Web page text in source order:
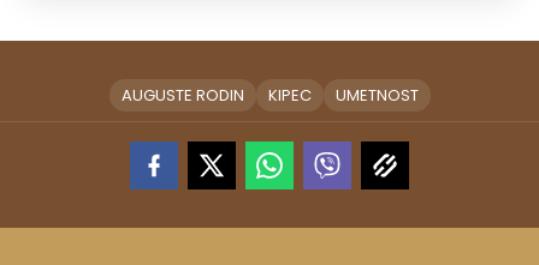
AUGUSTE RODIN KIPEC UMETNOST